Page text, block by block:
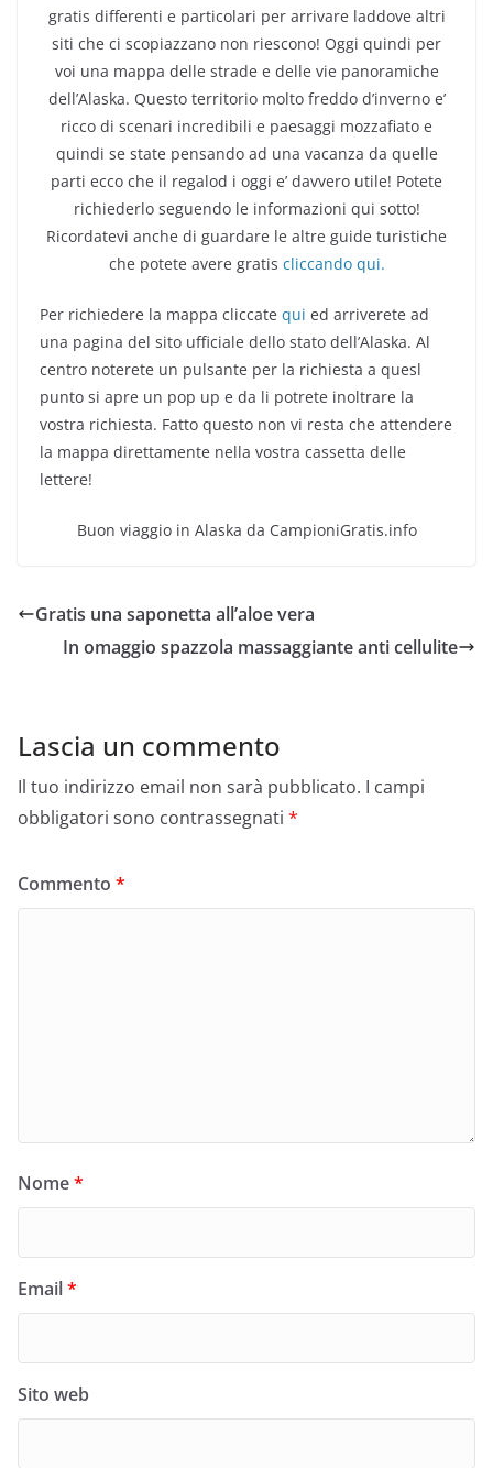
gratis differenti e particolari per arrivare laddove altri
siti che ci scopiazzano non riescono! Oggi quindi per
voi una mappa delle strade e delle vie panoramiche
dell’Alaska. Questo territorio molto freddo d’inverno e’
ricco di scenari incredibili e paesaggi mozzafiato e
quindi se state pensando ad una vacanza da quelle
parti ecco che il regalod i oggi e’ davvero utile! Potete
richiederlo seguendo le informazioni qui sotto!
Ricordatevi anche di guardare le altre guide turistiche
che potete avere gratis cliccando qui.
Per richiedere la mappa cliccate qui ed arriverete ad
una pagina del sito ufficiale dello stato dell’Alaska. Al
centro noterete un pulsante per la richiesta a quesl
punto si apre un pop up e da li potrete inoltrare la
vostra richiesta. Fatto questo non vi resta che attendere
la mappa direttamente nella vostra cassetta delle
lettere!
Buon viaggio in Alaska da CampioniGratis.info
Gratis una saponetta all’aloe vera
In omaggio spazzola massaggiante anti cellulite
Lascia un commento
Il tuo indirizzo email non sarà pubblicato. I campi
obbligatori sono contrassegnati *
Commento *
Nome*
Email*
Sito web